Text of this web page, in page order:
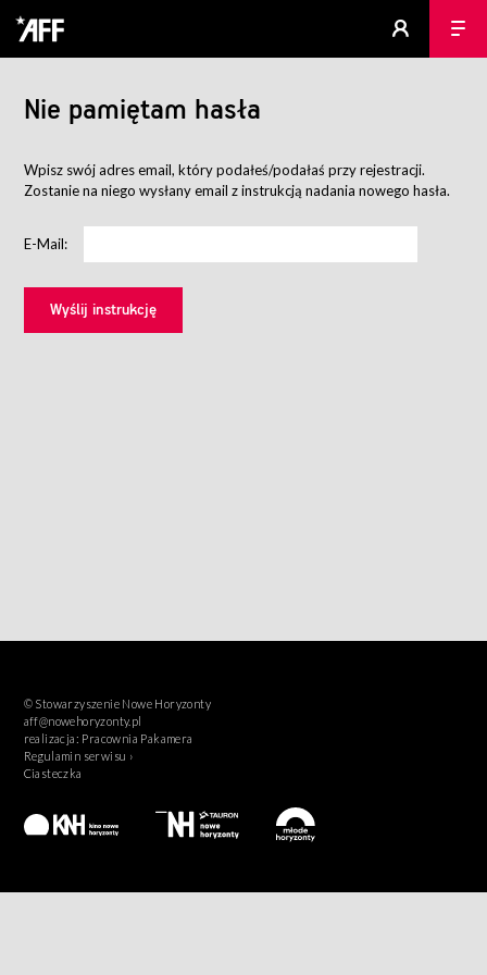
Nie pamiętam hasła
Wpisz swój adres email, który podałeś/podałaś przy rejestracji.
Zostanie na niego wysłany email z instrukcją nadania nowego hasła.
E-Mail:
© Stowarzyszenie Nowe Horyzonty
aff@nowehoryzonty.pl
realizacja: Pracownia Pakamera
Regulamin serwisu ›
Ciasteczka